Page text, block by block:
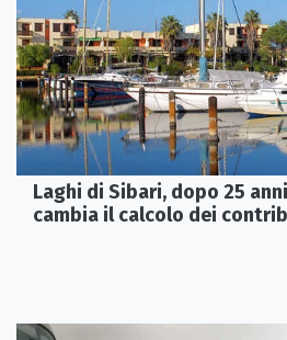
Laghi di Sibari, dopo 25
cambia il calcolo dei